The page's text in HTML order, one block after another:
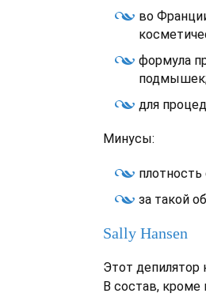
во
формула
для
Минусы:
плотность
за такой
Sally Hansen
Этот депилятор
В состав, кроме